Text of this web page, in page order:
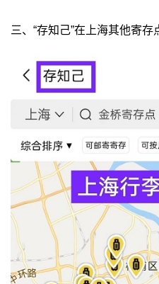
三、“存知己”在上海其他寄存